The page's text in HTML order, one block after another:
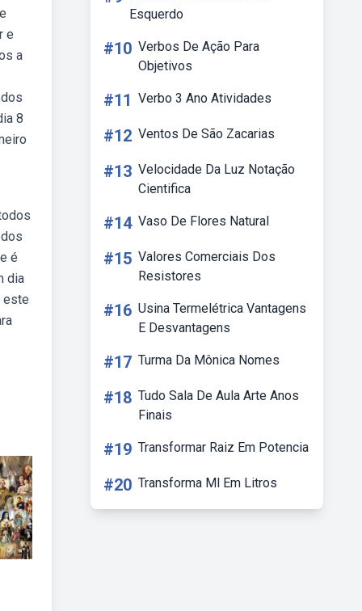
e
a
8
é
dia
este
Esquerdo
#10 Verbos De Ação Para
Objetivos
#11 Verbo 3 Ano Atividades
#12 Ventos De São Zacarias
#13 Velocidade Da Luz Notação
Cientifica
#14 Vaso De Flores Natural
#15 Valores Comerciais Dos
Resistores
#16 Usina Termelétrica Vantagens
E Desvantagens
#17 Turma Da Mônica Nomes
#18 Tudo Sala De Aula Arte Anos
Finais
#19 Transformar Raiz Em Potencia
#20 Transforma Ml Em Litros